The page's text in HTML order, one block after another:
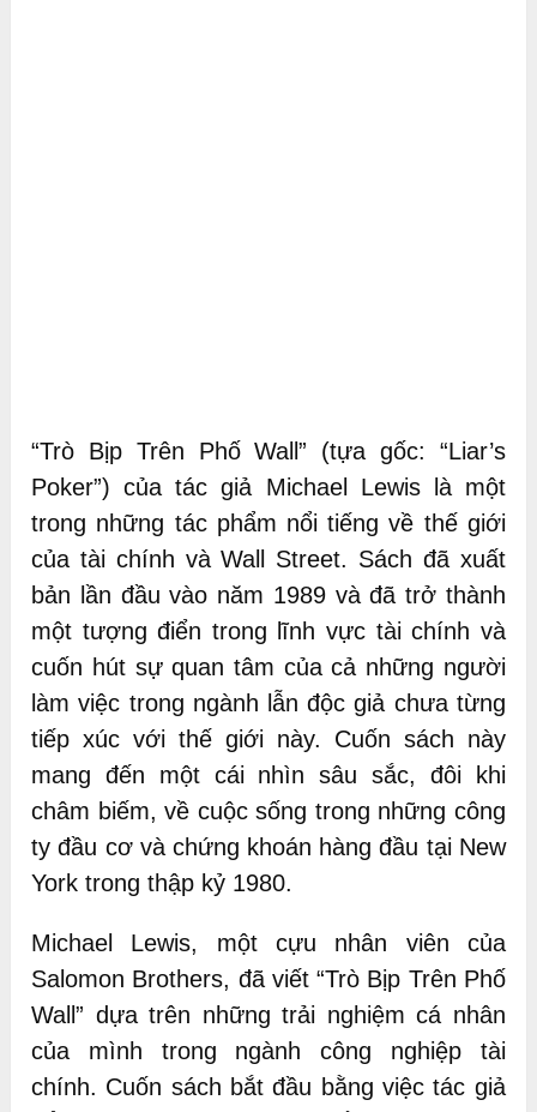
“Trò Bịp Trên Phố Wall” (tựa gốc: “Liar’s
Poker”) của tác giả Michael Lewis là một
trong những tác phẩm nổi tiếng về thế giới
của tài chính và Wall Street. Sách đã xuất
bản lần đầu vào năm 1989 và đã trở thành
một tượng điển trong lĩnh vực tài chính và
cuốn hút sự quan tâm của cả những người
làm việc trong ngành lẫn độc giả chưa từng
tiếp xúc với thế giới này. Cuốn sách này
mang đến một cái nhìn sâu sắc, đôi khi
châm biếm, về cuộc sống trong những công
ty đầu cơ và chứng khoán hàng đầu tại New
York trong thập kỷ 1980.
Michael Lewis, một cựu nhân viên của
Salomon Brothers, đã viết “Trò Bịp Trên Phố
Wall” dựa trên những trải nghiệm cá nhân
của mình trong ngành công nghiệp tài
chính. Cuốn sách bắt đầu bằng việc tác giả